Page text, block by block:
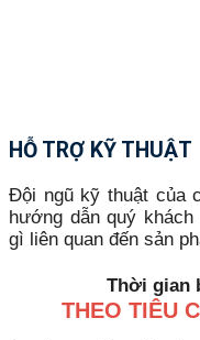
HỖ TRỢ KỸ THUẬT
Đội ngũ kỹ thuật của
hướng dẫn quý
gì liên quan đến sản
Thời gian
THEO TIÊU